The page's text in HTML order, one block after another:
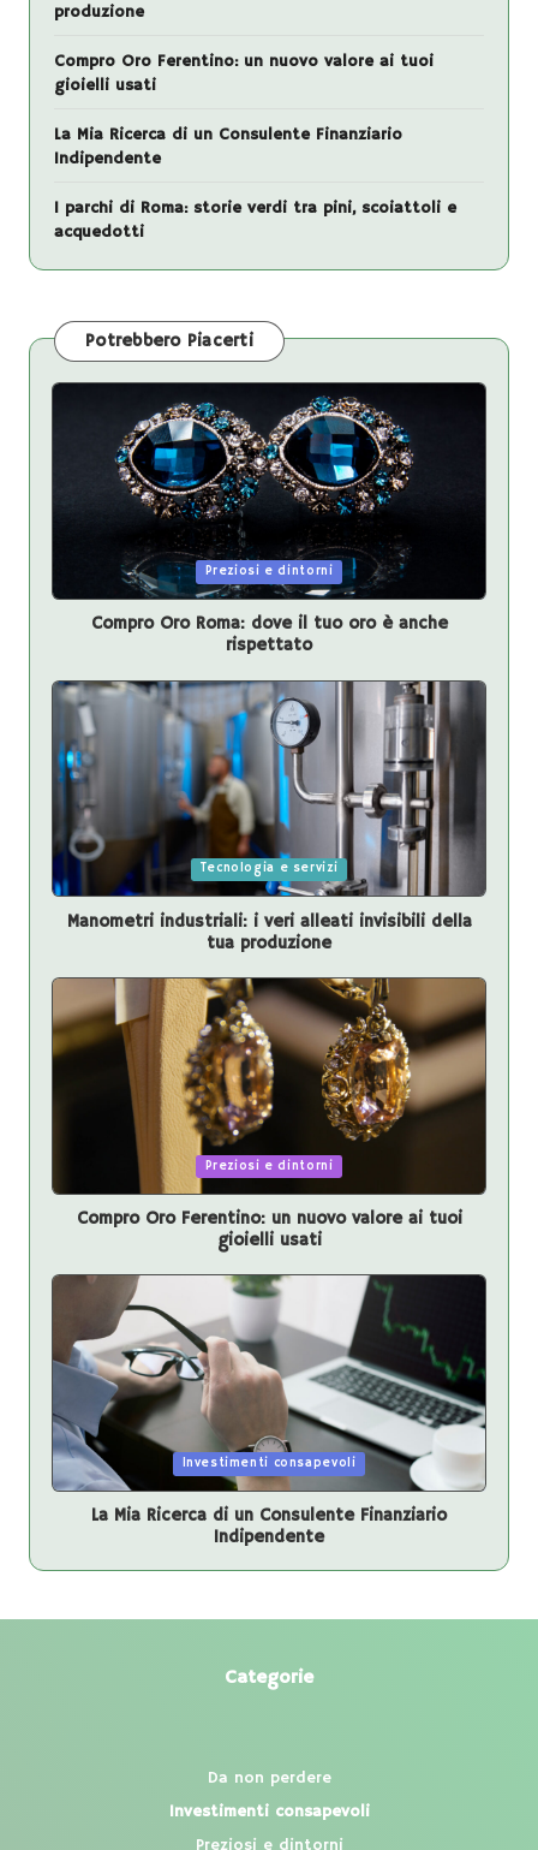
produzione
Compro Oro Ferentino: un nuovo valore ai tuoi
gioielli usati
La Mia Ricerca di un Consulente Finanziario
Indipendente
I parchi di Roma: storie verdi tra pini, scoiattoli e
acquedotti
Potrebbero Piacerti
Posted
in
Preziosi e dintorni
Compro Oro Roma: dove il tuo oro è anche
rispettato
Posted
in
Tecnologia e servizi
Manometri industriali: i veri alleati invisibili della
tua produzione
Preziosi e dintorni
Compro Oro Ferentino: un nuovo valore ai tuoi
gioielli usati
Posted
in
Investimenti consapevoli
La Mia Ricerca di un Consulente Finanziario
Indipendente
Categorie
Da non perdere
Investimenti consapevoli
Preziosi e dintorni